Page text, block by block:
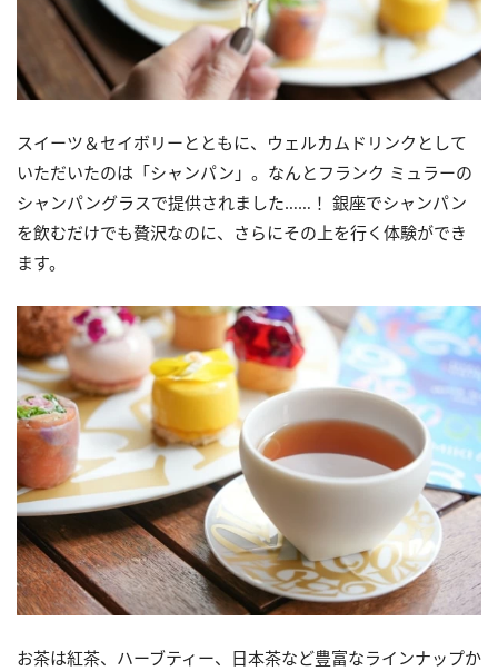
スイーツ＆セイボリーとともに、ウェルカムドリンクとして
いただいたのは「シャンパン」。なんとフランク ミュラーの
シャンパングラスで提供されました……！ 銀座でシャンパン
を飲むだけでも贅沢なのに、さらにその上を行く体験ができ
ます。
お茶は紅茶、ハーブティー、日本茶など豊富なラインナップか